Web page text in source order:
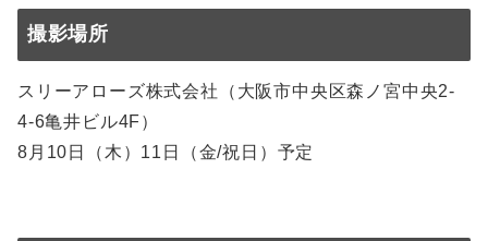
撮影場所
スリーアローズ株式会社（大阪市中央区森ノ宮中央2-
4-6亀井ビル4F）
8月10日（木）11日（金/祝日）予定